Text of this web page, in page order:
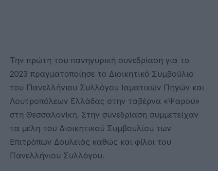
Την πρώτη του πανηγυρική συνεδρίαση για το
2023 πραγματοποίησε το Διοικητικό Συμβούλιο
του Πανελλήνιου Συλλόγου Ιαματικών Πηγών και
Λουτροπόλεων Ελλάδας στην ταβέρνα «Ψαρού»
στη Θεσσαλονίκη. Στην συνεδρίαση συμμετείχαν
τα μέλη του Διοικητικού Συμβουλίου των
Επιτρόπων Δουλειάς καθώς και φίλοι του
Πανελλήνιου Συλλόγου.